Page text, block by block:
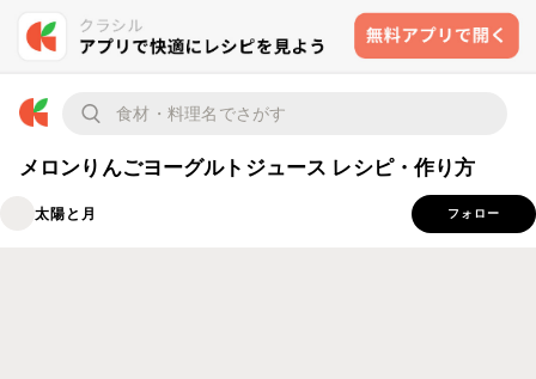
メロンりんごヨーグルトジュース レシピ・作り方
太陽と月 フォロー